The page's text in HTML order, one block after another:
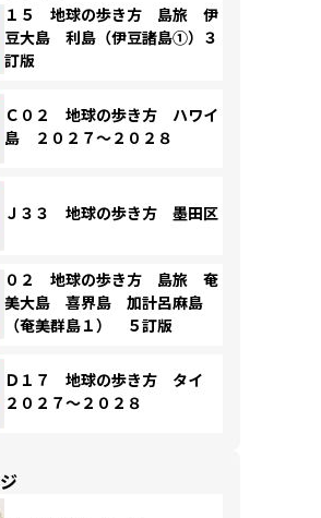
１５ 地球の歩き方 島旅 伊
豆大島 利島（伊豆諸島①）３
訂版
Ｃ０２ 地球の歩き方 ハワイ
島 ２０２７～２０２８
Ｊ３３ 地球の歩き方 墨田区
０２ 地球の歩き方 島旅 奄
美大島 喜界島 加計呂麻島
（奄美群島１） ５訂版
Ｄ１７ 地球の歩き方 タイ
２０２７～２０２８